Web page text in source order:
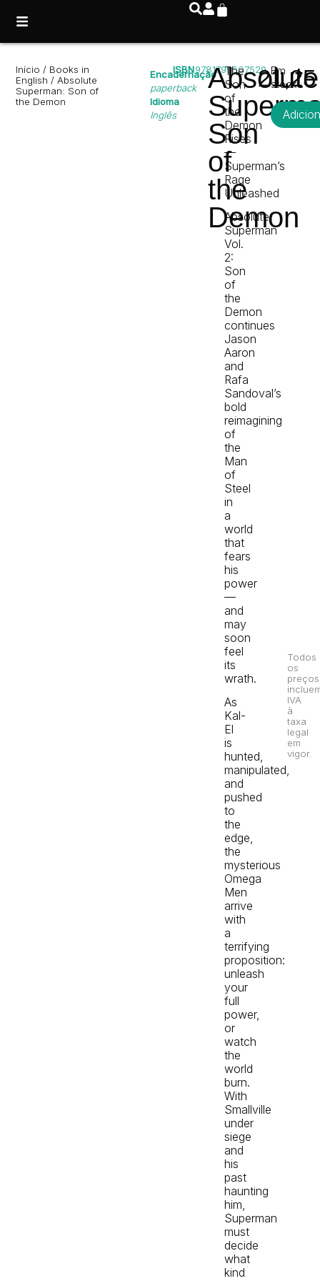
Início / Books in
English / Absolute
Superman: Son of
the Demon
Encadernação
paperback
Idioma
Inglês
ISBN9781799507529
Absolute
Son
of
the
Demon
The
Son
of
the
Demon
Rises
—
Superman’s
Rage
Unleashed
Absolute
Superman
Vol.
2:
Son
of
the
Demon
continues
Jason
Aaron
and
Rafa
Sandoval’s
bold
reimagining
of
the
Man
of
Steel
in
a
world
that
fears
his
power
—
and
may
soon
feel
its
wrath.
As
Kal-
El
is
hunted,
manipulated,
and
pushed
to
the
edge,
the
mysterious
Omega
Men
arrive
with
a
terrifying
proposition:
unleash
your
full
power,
or
watch
the
world
burn.
With
Smallville
under
siege
and
his
past
haunting
him,
Superman
must
decide
what
kind
Em
stock
Todos
os
preços
IVA
à
taxa
legal
em
vigor.